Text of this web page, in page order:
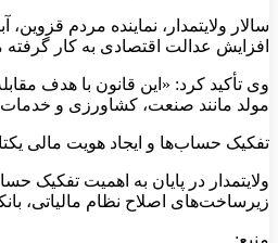
سالار ولایتمدار، نماینده مردم
افزایش عدالت اقتصادی به کار
وی تأکید کرد: «این قانون با هدف
مولد مانند صنعت، کشاورزی و
تفکیک حساب‌ها و ایجاد هویت مالی یکتا
ولایتمدار در پایان به اهمیت
زیرساخت‌های اصلاح نظام مالیاتی،